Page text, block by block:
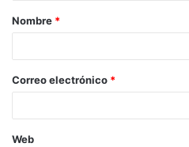
Nombre *
Correo electrónico *
Web